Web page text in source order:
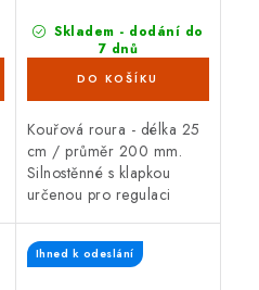
Skladem - dodání do
7 dnů
(10 ks)
Kouřová roura - délka 25
cm / průměr 200 mm.
Silnostěnné s klapkou
určenou pro regulaci
tahu, tloušťka plechu 1,5
mm, černá barva. Kouřová
Ihned k odeslání